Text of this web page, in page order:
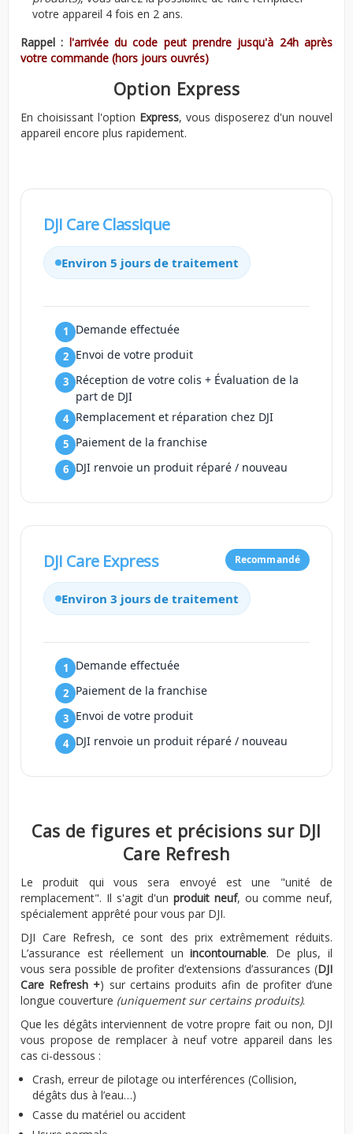
votre appareil 4 fois en 2 ans.
Rappel : l'arrivée du code peut prendre jusqu'à 24h après
votre commande (hors jours ouvrés)
Option Express
En choisissant l'option Express, vous disposerez d'un nouvel
appareil encore plus rapidement.
DJI Care Classique
Environ 5 jours de traitement
Demande effectuée
Envoi de votre produit
Réception de votre colis + Évaluation de la
part de DJI
Remplacement et réparation chez DJI
Paiement de la franchise
DJI renvoie un produit réparé / nouveau
DJI Care Express Recommandé
Environ 3 jours de traitement
Demande effectuée
Paiement de la franchise
Envoi de votre produit
DJI renvoie un produit réparé / nouveau
Cas de figures et précisions sur DJI
Care Refresh
Le produit qui vous sera envoyé est une "unité de
remplacement". Il s'agit d'un produit neuf, ou comme neuf,
spécialement apprêté pour vous par DJI.
DJI Care Refresh, ce sont des prix extrêmement réduits.
L’assurance est réellement unincontournable. De plus, il
vous sera possible de profiter d’extensions d’assurances (DJI
Care Refresh +) sur certains produits afin de profiter d’une
longue couverture (uniquement sur certains produits).
Que les dégâts interviennent de votre propre fait ou non, DJI
vous propose de remplacer à neuf votre appareil dans les
cas ci-dessous :
Crash, erreur de pilotage ou interférences (Collision,
dégâts dus à l’eau…)
Casse du matériel ou accident